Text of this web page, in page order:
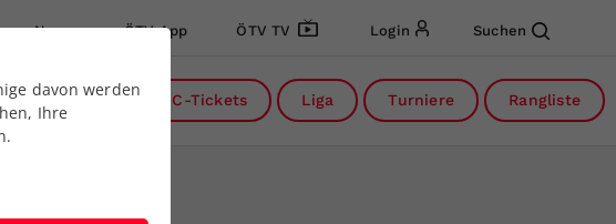
News ÖTV App ÖTV TV Login Suchen
Kreise DC-Tickets Liga Turniere Rangliste
davon werden
Ihre